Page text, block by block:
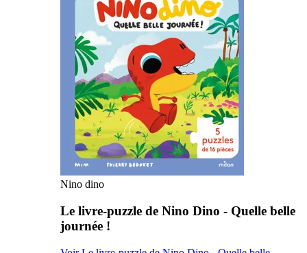
Nino dino
Le livre-puzzle de Nino Dino - Quelle belle
journée !